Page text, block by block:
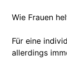
Wie Frauen
Für eine
allerdings